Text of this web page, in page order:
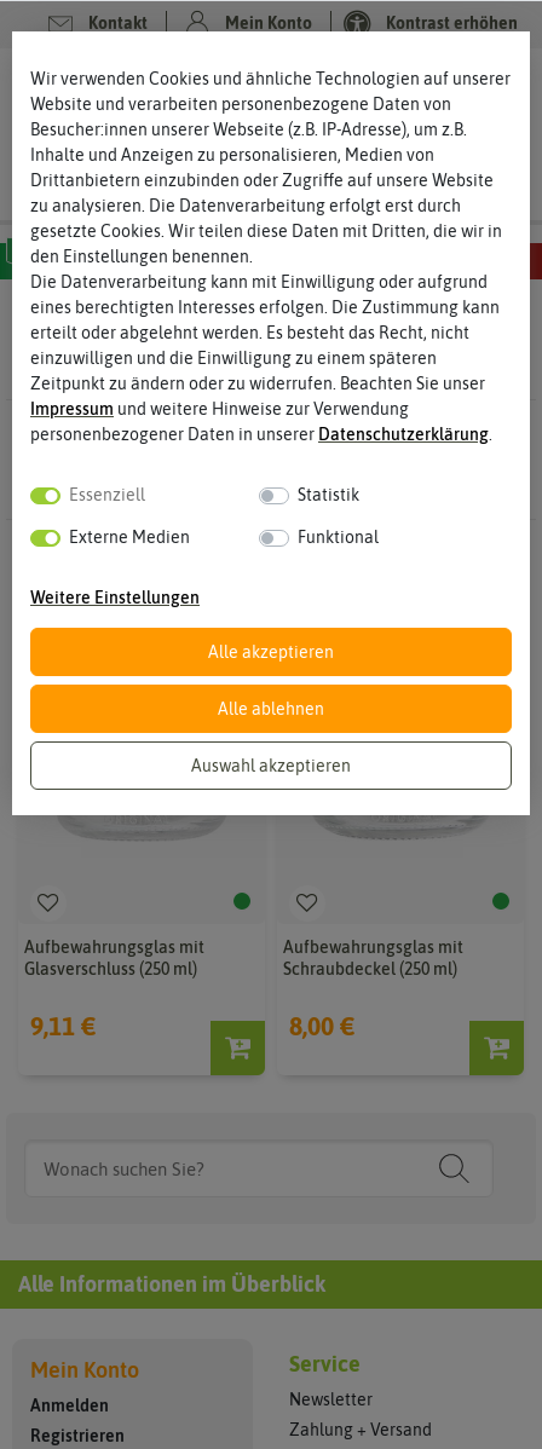
Kontakt Mein Konto Kontrast erhöhen
0 0
SCHARF SEHR SCHARF EXTREM SCHARF HÖLLISCH SCHARF
Verarbeitung- Räuchern
2 ErgebnisseGefunden in Räuchern
Aufbewahrungsglas mit
Glasverschluss (250 ml)
9,11 €
Aufbewahrungsglas mit
Schraubdeckel (250 ml)
8,00 €
Filter
Alle Informationen im Überblick
Mein Konto
Anmelden
Registrieren
Service
Newsletter
Zahlung + Versand
Wir verwenden Cookies und ähnliche Technologien auf unserer
Website und verarbeiten personenbezogene Daten von
Besucher:innen unserer Webseite (z.B. IP-Adresse), um z.B.
Inhalte und Anzeigen zu personalisieren, Medien von
Drittanbietern einzubinden oder Zugriffe auf unsere Website
zu analysieren. Die Datenverarbeitung erfolgt erst durch
gesetzte Cookies. Wir teilen diese Daten mit Dritten, die wir in
den Einstellungen benennen.
Die Datenverarbeitung kann mit Einwilligung oder aufgrund
eines berechtigten Interesses erfolgen. Die Zustimmung kann
erteilt oder abgelehnt werden. Es besteht das Recht, nicht
einzuwilligen und die Einwilligung zu einem späteren
Zeitpunkt zu ändern oder zu widerrufen. Beachten Sie unser
Impressum und weitere Hinweise zur Verwendung
personenbezogener Daten in unserer Daten­schutz­erklärung.
Essenziell Statistik
Externe Medien Funktional
Weitere Einstellungen
Alle akzeptieren
Alle ablehnen
Auswahl akzeptieren